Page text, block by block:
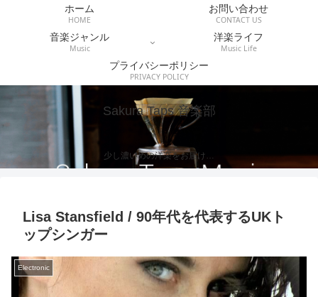
Sakura Taps 音楽部
少し濃いめの洋楽をお届け…
ホーム
HOME
お問い合わせ
CONTACT US
音楽ジャンル
Music
洋楽ライフ
Music Life
プライバシーポリシー
PRIVACY POLICY
Lisa Stansfield / 90年代を代表するUKト
ップシンガー
Electronic